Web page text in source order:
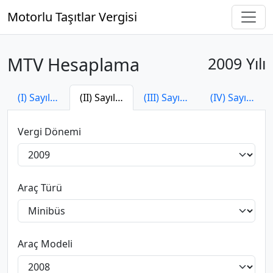
Motorlu Taşıtlar Vergisi
2009 Yılı
MTV Hesaplama
(I) Sayılı Tarife (II) Sayılı Tarife (III) Sayılı Tarife (IV) Sayılı Tarife
Vergi Dönemi
Araç Türü
Araç Modeli